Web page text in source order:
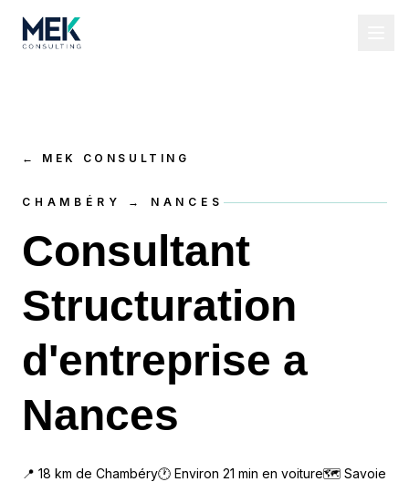
← MEK CONSULTING
CHAMBÉRY → NANCES
Consultant
Structuration
d'entreprise a
Nances
📍 18 km de Chambéry🕐 Environ 21 min en voiture🗺 Savoie